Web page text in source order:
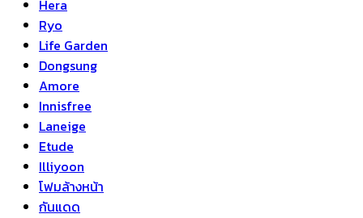
Hera
Ryo
Life Garden
Dongsung
Amore
Innisfree
Laneige
Etude
Illiyoon
โฟมล้างหน้า
กันแดด